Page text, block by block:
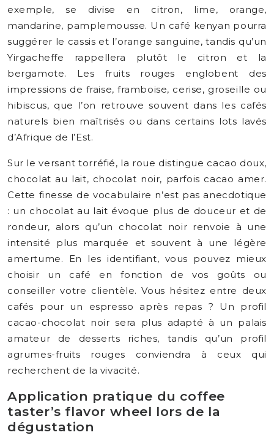
exemple, se divise en citron, lime, orange,
mandarine, pamplemousse. Un café kenyan pourra
suggérer le cassis et l’orange sanguine, tandis qu’un
Yirgacheffe rappellera plutôt le citron et la
bergamote. Les fruits rouges englobent des
impressions de fraise, framboise, cerise, groseille ou
hibiscus, que l’on retrouve souvent dans les cafés
naturels bien maîtrisés ou dans certains lots lavés
d’Afrique de l’Est.
Sur le versant torréfié, la roue distingue cacao doux,
chocolat au lait, chocolat noir, parfois cacao amer.
Cette finesse de vocabulaire n’est pas anecdotique
: un chocolat au lait évoque plus de douceur et de
rondeur, alors qu’un chocolat noir renvoie à une
intensité plus marquée et souvent à une légère
amertume. En les identifiant, vous pouvez mieux
choisir un café en fonction de vos goûts ou
conseiller votre clientèle. Vous hésitez entre deux
cafés pour un espresso après repas ? Un profil
cacao-chocolat noir sera plus adapté à un palais
amateur de desserts riches, tandis qu’un profil
agrumes-fruits rouges conviendra à ceux qui
recherchent de la vivacité.
Application pratique du coffee
taster’s flavor wheel lors de la
dégustation